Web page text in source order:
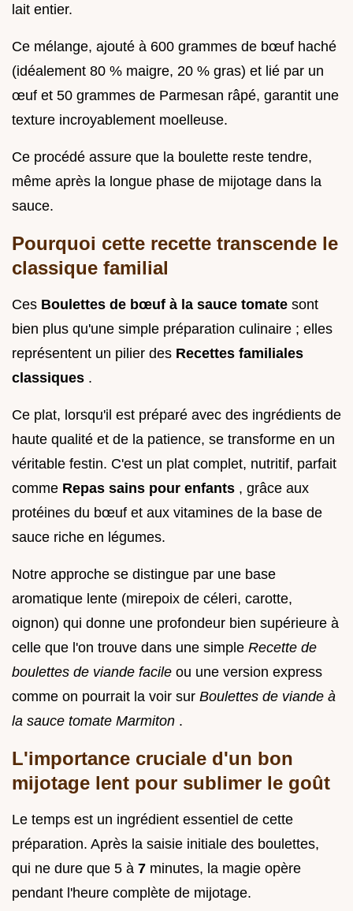
lait entier.
Ce mélange, ajouté à 600 grammes de bœuf haché
(idéalement 80 % maigre, 20 % gras) et lié par un
œuf et 50 grammes de Parmesan râpé, garantit une
texture incroyablement moelleuse.
Ce procédé assure que la boulette reste tendre,
même après la longue phase de mijotage dans la
sauce.
Pourquoi cette recette transcende le
classique familial
Ces Boulettes de bœuf à la sauce tomate sont
bien plus qu'une simple préparation culinaire ; elles
représentent un pilier des Recettes familiales
classiques .
Ce plat, lorsqu'il est préparé avec des ingrédients de
haute qualité et de la patience, se transforme en un
véritable festin. C'est un plat complet, nutritif, parfait
comme Repas sains pour enfants , grâce aux
protéines du bœuf et aux vitamines de la base de
sauce riche en légumes.
Notre approche se distingue par une base
aromatique lente (mirepoix de céleri, carotte,
oignon) qui donne une profondeur bien supérieure à
celle que l'on trouve dans une simple Recette de
boulettes de viande facile ou une version express
comme on pourrait la voir sur Boulettes de viande à
la sauce tomate Marmiton .
L'importance cruciale d'un bon
mijotage lent pour sublimer le goût
Le temps est un ingrédient essentiel de cette
préparation. Après la saisie initiale des boulettes,
qui ne dure que 5 à 7 minutes, la magie opère
pendant l'heure complète de mijotage.